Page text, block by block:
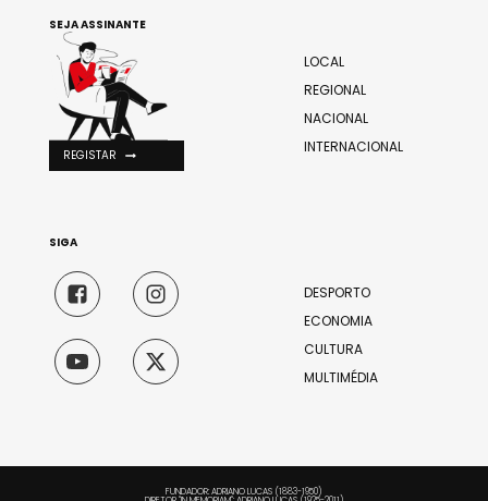
LOCAL
REGIONAL
NACIONAL
INTERNACIONAL
DESPORTO
ECONOMIA
CULTURA
MULTIMÉDIA
SEJA ASSINANTE
REGISTAR
SIGA
FUNDADOR: ADRIANO LUCAS (1883-1950)